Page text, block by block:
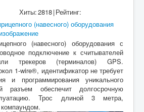
Хиты:2818|Рейтинг:
(навесного) оборудования с
подключение к считывателей
трекеров (терминалов) GPS.
1-wire®, идентификатор не требует
и программирования уникального
разъем обеспечит долгосрочную
Трос длиной 3 метра,
компаундом.